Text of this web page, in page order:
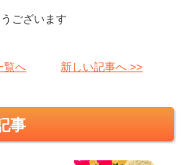
ございます
覧へ 新しい記事へ >>
事